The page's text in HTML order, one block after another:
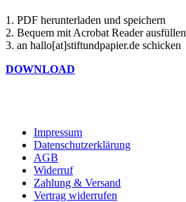
1. PDF herunterladen und speichern
2. Bequem mit Acrobat Reader ausfüllen
3. an hallo[at]stiftundpapier.de schicken
DOWNLOAD
Impressum
Datenschutzerklärung
AGB
Widerruf
Zahlung & Versand
Vertrag widerrufen